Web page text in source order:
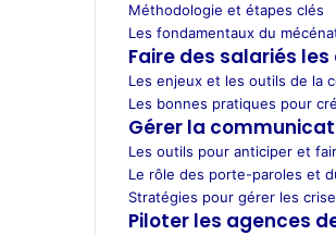
Méthodologie et étapes clés
Les fondamentaux du
Faire des salariés
Les enjeux et les outils de la
Les bonnes pratiques pour
Gérer la
Les outils pour anticiper et
Le rôle des porte-paroles et
Stratégies pour gérer les
Piloter les agences